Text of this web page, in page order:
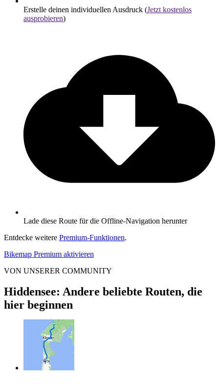
Erstelle deinen individuellen Ausdruck (Jetzt kostenlos
ausprobieren)
Lade diese Route für die Offline-Navigation herunter
Entdecke weitere Premium-Funktionen.
Bikemap Premium aktivieren
VON UNSERER COMMUNITY
Hiddensee: Andere beliebte Routen, die
hier beginnen